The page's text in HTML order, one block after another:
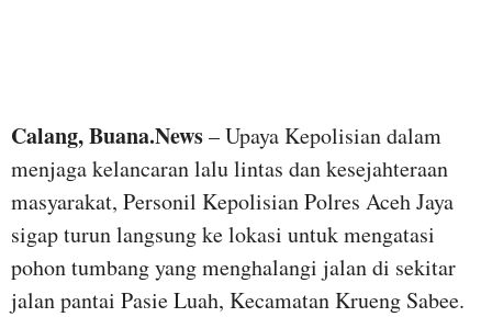
Calang, Buana.News– Upaya Kepolisian dalam
menjaga kelancaran lalu lintas dan kesejahteraan
masyarakat, Personil Kepolisian Polres Aceh Jaya
sigap turun langsung ke lokasi untuk mengatasi
pohon tumbang yang menghalangi jalan di sekitar
jalan pantai Pasie Luah, Kecamatan Krueng Sabee.